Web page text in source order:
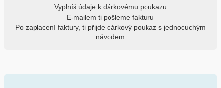
Vyplníš údaje k dárkovému poukazu
E-mailem ti pošleme fakturu
Po zaplacení faktury, ti přijde dárkový poukaz s jednoduchým
návodem